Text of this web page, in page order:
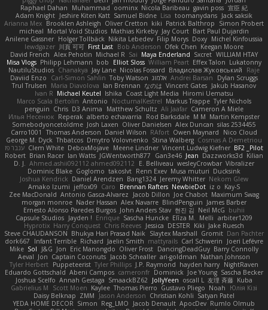
Raphael Dahan
Muhammad oominx Nicola Baribeau gavin poss 宣臣 紀
Adam Knight Jeshire Kiten Katt Samuel Bidne Lisa toomanydans Jack saksik
Arianna Mex Brooklen Ashleigh Oliver Cretton kiki Patrick Balthrop
Simon Probert
micheal Mortal Void Studios Mathias Kirkeby Jay Court Bart Paul Dujardin
Anilene Gassner Holger Tollbäck Nikita Lebedev Filip Morys Doxy Michel Kinfoussia
lewdgazer 川頁 可可 First Last Bob Anderson Ofek Chen Keegan Moore
David French Alex Pehotin Michael R Sai Maya Enderland Sxcret WILLIAM HTAY
Misa Vlogs Philipp Lehmann bob Elliot Sloss William Peart Effex Talon Lukatonny
NautiluStudios Chanakya Jay Lane Nicolas Fossard Владислав Жуковський
Raje
Daviid Enzo
Carl-Simon Sahlin Toby Watson אלמוג Andrei Barsan
Dylan Scruggs
Trul Trulsen
Maria Diavolova Ian Brennan なのは Vincent Gates Jakub Hasanov
Ivan R Michael Keutel Ishika Coast Light Media Hiromi Uematsu
Marco Scala Bertolin Antonio NocturnalKestrel Markus Trappe Tyler Nichols
penguin Chris D3 Anima Matthew Schultz Ali Jaafar Cameron A Miele
Илья Несенюк Reperak alberto echavarria Rod Barksdale M M Martin Kempster
Somebodyoncetoldme Josh Laxen Oliver Danielsen Alex Duncan silas 2534455
Carro1001
Thomas Anderson Daniel Wilson RAfort Owen Maynard
Nico Cloud
George M. Dyck Thbatcos Dmytro Volovnenko Stina Walberg Cosmas A Demetriou
ענבר פז Clem White DeboxMojave Meene Lindner Vincent Ludwig Kiefner BF2 _Pilot
Robert Brian Racer Ian Watts JGWentworth877 Gan3e46 Jean Dazzworks3d Kilian
D. J.
Ahmed.ashii092112 ahmed092112 E. Belliveau wesleyCrowbar Vibralizer
Dominic Blake Goglomo takoslvt Renn Exev Musa muturi Ducksink
Joshua Kendrick Daniel Arendzen Bang1324 Jeremy Whitter Nekom Glew
Amako Izumi jeffox09 Caro Brennan Rafters NewbieDot iz o Kay-S
Zee MacDonald Antonio Gasca-Alvarez Jacob Dillon Joe Chabot Maximum Swag
morgan monroe Nader Hassan Alex Navarre BlindPenguin James Barber
Ernesto Alonso Paredes Burgos John Anders Stav 현진 김 Neil McG buhii
Capsule Studios Jayden ! Enrique Sascha Huncke Elīza M. Melli arbiter1209
Hyprotix Harry Conquest Chris Reeves Jessica DESTER Kiki Jake Ruesch
Steve CHAUDANSON Bhukya Hari Prasad Naik Slaytex Marshall Gromit Dan Pachter
dork667
Infant Terrible Richard Jaelin Smith mattyrails Carl Schwerin
Joeri Lefévre
Mike Sol J&G Jon Eric Manongdo Oliver Frost DancingDeadGuy Barry Connolly
Aeval Jon Captain Coconuts Jacob Schealler ari-goldman Nathan Johnson
Tyler Herbert Puppeteerist Tyler Phillips J.P. Raymond hayden harry NightRaven
Eduardo Gottschald Abeni Campos cameronfr Dominick Joe Young Sascha Becker
Joshua Scelfo Annah Gestaga SmaackBZ62 JollyYeen oscall L 友理 斉藤 Kuba
Gabrielius M
Scott Moen Kaylee Thomas Pierro Gustavo Pliego Noah
Юлія Кізі
Daisy Belknap ZMM Jason Anderson Christian Kohli Satyan Patel
YEDA HOME DECOR Simon Reg_LMO Jacob Denault ApocDev Rumlo Olmub